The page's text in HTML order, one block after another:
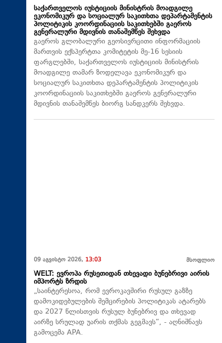
საქართველოს იუსტიციის მინისტრის მოადგილე
ეკონომიკურ და სოციალურ საკითხთა დეპარტამენტის
პოლიტიკის კოორდინაციის საკითხებში გაეროს
გენერალური მდივნის თანაშემწეს შეხვდა
გაეროს გლობალური გეოსივრცითი ინფორმაციის
მართვის ექსპერტთა კომიტეტის მე-16 სესიის
ფარგლებში, საქართველოს იუსტიციის მინისტრის
მოადგილე თამარ ზოდელავა ეკონომიკურ და
სოციალურ საკითხთა დეპარტამენტის პოლიტიკის
კოორდინაციის საკითხებში გაეროს გენერალური
მდივნის თანაშემწეს ბიორგ სანდკერს შეხვდა.
09 აგვისტო 2026, 13:03 მსოფლიო
WELT: ევროპა რუსეთიდან თხევადი ბუნებრივი აირის
იმპორტს ზრდის
„საინტერესოა, რომ ევროკავშირი რუსულ გაზზე
დამოკიდებულების შემცირების პოლიტიკას ატარებს
და 2027 წლისთვის რუსულ ბუნებრივ და თხევად
აირზე სრულად უარის თქმას გეგმავს“, - აღნიშნავს
გამოცემა APA.